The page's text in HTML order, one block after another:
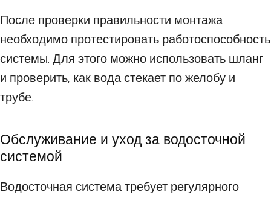
После проверки правильности монтажа
необходимо протестировать работоспособность
системы. Для этого можно использовать шланг
и проверить, как вода стекает по желобу и
трубе.
Обслуживание и уход за водосточной
системой
Водосточная система требует регулярного